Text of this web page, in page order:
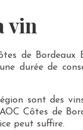
vin
de
durée de
sont des
Côtes de
peut suffire.